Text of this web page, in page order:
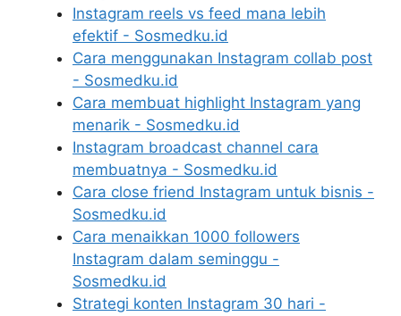
Instagram reels vs feed mana lebih
efektif - Sosmedku.id
Cara menggunakan Instagram collab post
- Sosmedku.id
Cara membuat highlight Instagram yang
menarik - Sosmedku.id
Instagram broadcast channel cara
membuatnya - Sosmedku.id
Cara close friend Instagram untuk bisnis -
Sosmedku.id
Cara menaikkan 1000 followers
Instagram dalam seminggu -
Sosmedku.id
Strategi konten Instagram 30 hari -